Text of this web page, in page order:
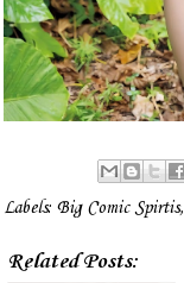
Labels: Big Comic Spirtis,
Related Posts: